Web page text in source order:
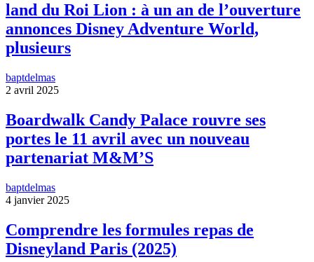
land du Roi Lion : à un an de l’ouverture
annonces Disney Adventure World,
plusieurs
baptdelmas
2 avril 2025
Boardwalk Candy Palace rouvre ses
portes le 11 avril avec un nouveau
partenariat M&M’S
baptdelmas
4 janvier 2025
Comprendre les formules repas de
Disneyland Paris (2025)